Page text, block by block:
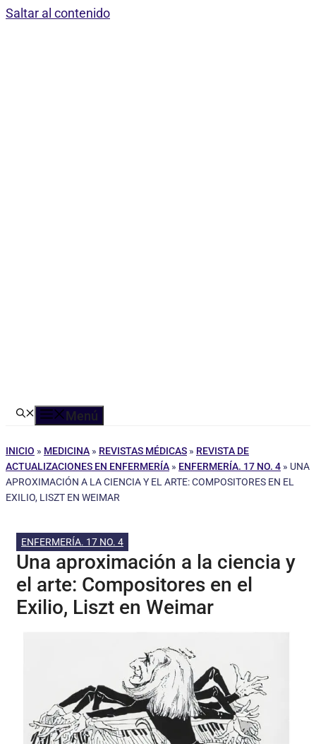
Saltar al contenido
Menú
INICIO » MEDICINA » REVISTAS MÉDICAS » REVISTA DE
ACTUALIZACIONES EN ENFERMERÍA » ENFERMERÍA. 17 NO. 4 » UNA
APROXIMACIÓN A LA CIENCIA Y EL ARTE: COMPOSITORES EN EL
EXILIO, LISZT EN WEIMAR
ENFERMERÍA. 17 NO. 4
Una aproximación a la ciencia y
el arte: Compositores en el
Exilio, Liszt en Weimar